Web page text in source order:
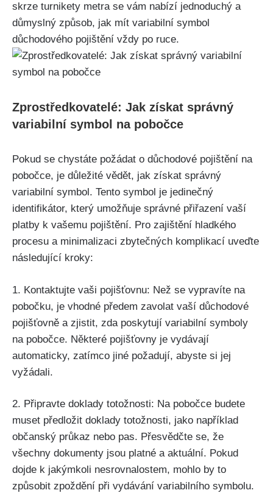
skrze turnikety metra se vám nabízí jednoduchý a
důmyslný způsob, jak mít variabilní symbol
důchodového pojištění vždy po ruce.
Zprostředkovatelé: Jak získat správný
variabilní symbol na pobočce
Pokud se chystáte požádat o důchodové pojištění na
pobočce, je důležité vědět, jak získat správný
variabilní symbol. Tento symbol je jedinečný
identifikátor, který umožňuje správné přiřazení vaší
platby k vašemu pojištění. Pro zajištění hladkého
procesu a minimalizaci zbytečných komplikací uveďte
následující kroky:
1. Kontaktujte vaši pojišťovnu: Než se vypravíte na
pobočku, je vhodné předem zavolat vaší důchodové
pojišťovně a zjistit, zda poskytují variabilní symboly
na pobočce. Některé pojišťovny je vydávají
automaticky, zatímco jiné požadují, abyste si jej
vyžádali.
2. Připravte doklady totožnosti: Na pobočce budete
muset předložit doklady totožnosti, jako například
občanský průkaz nebo pas. Přesvědčte se, že
všechny dokumenty jsou platné a aktuální. Pokud
dojde k jakýmkoli nesrovnalostem, mohlo by to
způsobit zpoždění při vydávání variabilního symbolu.